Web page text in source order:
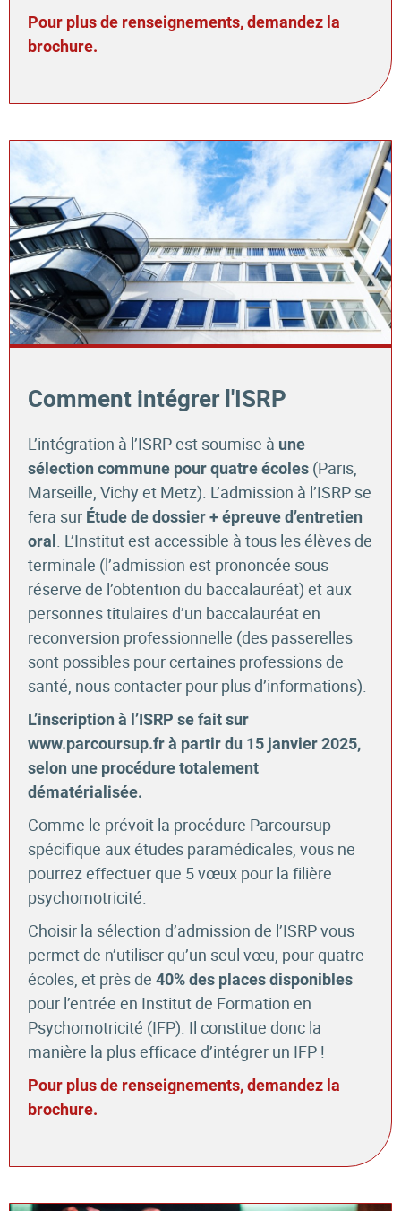
Pour plus de renseignements, demandez la
brochure.
Comment intégrer l'ISRP
L’intégration à l’ISRP est soumise à une
sélection commune pour quatre écoles (Paris,
Marseille, Vichy et Metz). L’admission à l’ISRP se
fera sur Étude de dossier + épreuve d’entretien
oral . L’Institut est accessible à tous les élèves de
terminale (l’admission est prononcée sous
réserve de l’obtention du baccalauréat) et aux
personnes titulaires d’un baccalauréat en
reconversion professionnelle (des passerelles
sont possibles pour certaines professions de
santé, nous contacter pour plus d’informations).
L’inscription à l’ISRP se fait sur
www.parcoursup.fr à partir du 15 janvier 2025,
selon une procédure totalement
dématérialisée.
Comme le prévoit la procédure Parcoursup
spécifique aux études paramédicales, vous ne
pourrez effectuer que 5 vœux pour la filière
psychomotricité.
Choisir la sélection d’admission de l’ISRP vous
permet de n’utiliser qu’un seul vœu, pour quatre
écoles, et près de 40% des places disponibles
pour l’entrée en Institut de Formation en
Psychomotricité (IFP). Il constitue donc la
manière la plus efficace d’intégrer un IFP !
Pour plus de renseignements, demandez la
brochure.